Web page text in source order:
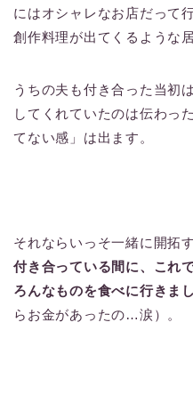
にはオシャレなお店だって
創作料理が出てくるような
うちの夫も付き合った当初
してくれていたのは伝わっ
てない感」は出ます。
それならいっそ一緒に開拓
付き合っている間に、これ
ろんなものを食べに行きま
らお金があったの…涙）。